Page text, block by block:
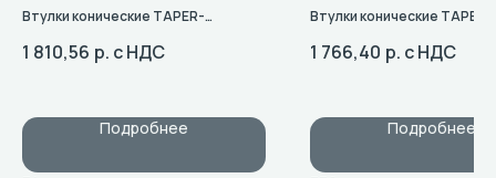
Втулки конические TAPER-
1 810,56 р. с НДС
Подробнее
Втулки конические TAPER-
1 766,40 р. с НДС
Подробнее